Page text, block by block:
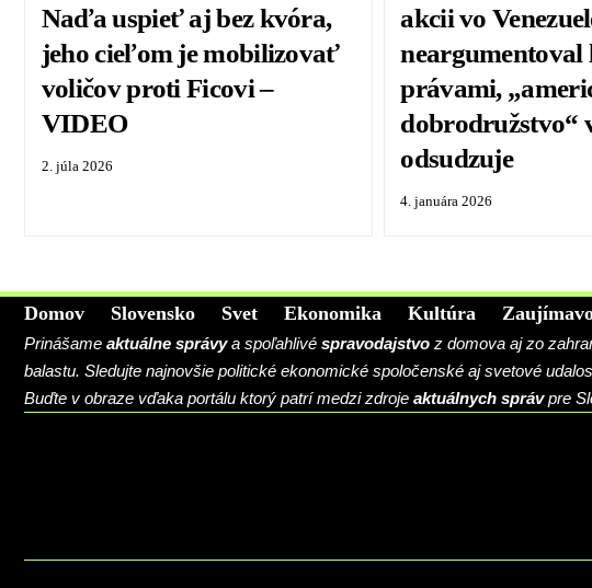
Naďa uspieť aj bez kvóra,
jeho cieľom je mobilizovať
voličov proti Ficovi –
VIDEO
2. júla 2026
akcii vo
právami,
dobrodružstvo“
odsudzuje
4. januára 2026
Domov Slovensko Svet Ekonomika Kultúra
Prinášame aktuálne správya spoľahlivé spravodajstvo z domova aj zo
balastu. Sledujte najnovšie politické ekonomické spoločenské aj svetové
Buďte v obraze vďaka portálu ktorý patrí medzi zdroje aktuálnych správpre